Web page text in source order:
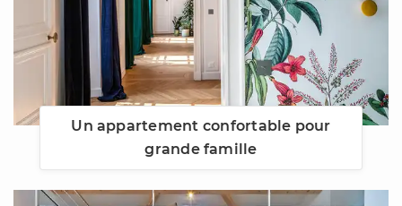
Un appartement confortable pour
grande famille